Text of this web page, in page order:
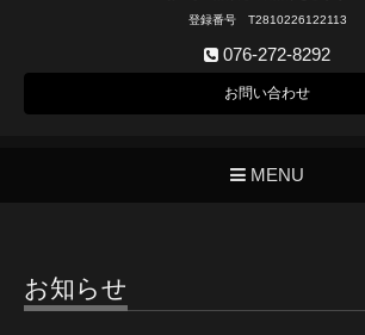
登録番号 T2810226122113
076-272-8292
お問い合わせ
MENU
お知らせ